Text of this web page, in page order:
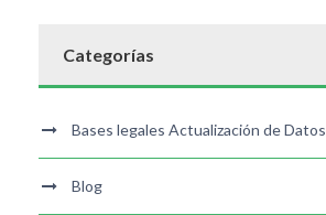
Categorías
Bases legales Actualización de Datos
Blog